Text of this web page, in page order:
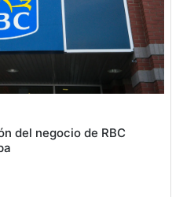
del negocio de RBC